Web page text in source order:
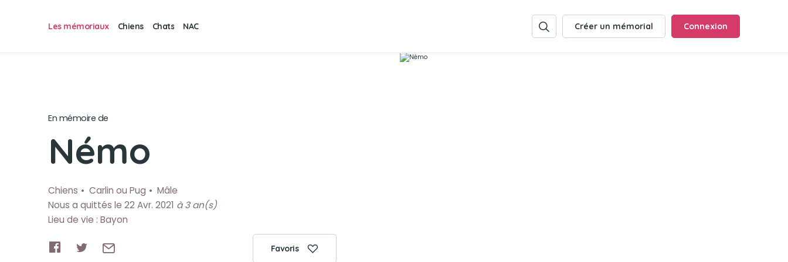
Les mémoriaux Chiens Chats NAC Créer un mémorial Connexion
En mémoire de
Némo
Chiens Carlin ou Pug
Mâle
Nous a quittés le 22 Avr. 2021 à 3 an(s)
Lieu de vie : Bayon
Favoris